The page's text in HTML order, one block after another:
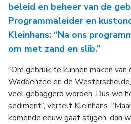
beleid en beheer van de
Programmaleider en
Kleinhans: “Na ons
om met zand en slib.”
“Om gebruik te kunnen maken
Waddenzee en de
veel gebaggerd worden. Dus we
sediment”, vertelt Kleinhans.
komende eeuw gaat stijgen, dan